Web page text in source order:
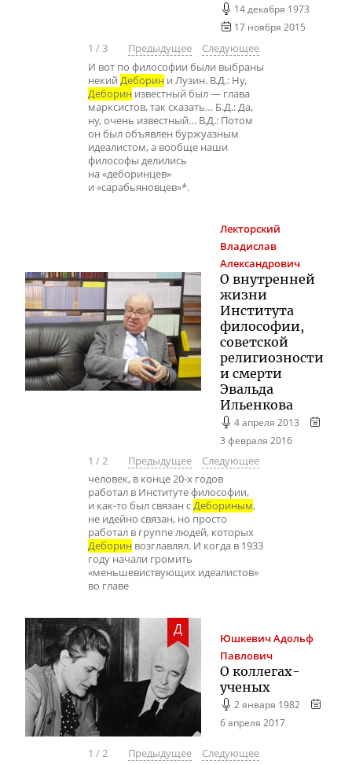
14 декабря 1973
17 ноября 2015
1 /3 Предыдущее
Следующее
И вот по философии были выбраны
некий Деборин и Лузин. В.Д.: Ну,
Деборин известный был — глава
марксистов, так сказать… Б.Д.: Да,
ну, очень известный… В.Д.: Потом
он был объявлен буржуазным
идеалистом, а вообще наши
философы делились
на «деборинцев»
и «сарабьяновцев»*.
Лекторский
Владислав
Александрович
О внутренней
жизни
Института
философии,
советской
религиозности
и смерти
Эвальда
Ильенкова
4 апреля 2013
3 февраля 2016
1 /2 Предыдущее
Следующее
человек, в конце 20-х годов
работал в Институте философии,
и как-то был связан сДебориным,
не идейно связан, но просто
работал в группе людей, которых
Деборин возглавлял. И когда в 1933
году начали громить
«меньшевиствующих идеалистов»
во главе
Д
ЮшкевичАдольф
Павлович
О коллегах-
ученых
2 января 1982
6 апреля 2017
1 /2 Предыдущее
Следующее